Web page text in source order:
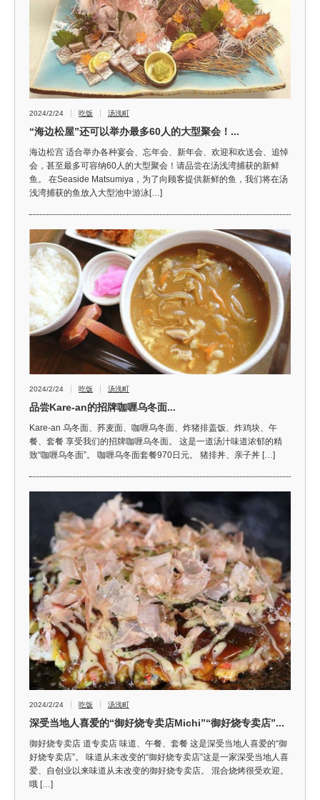
2024/2/24 吃饭 汤浅町
“海边松屋”还可以举办最多60人的大型聚会！...
海边松宫 适合举办各种宴会、忘年会、新年会、欢迎和欢送会、追悼
会，甚至最多可容纳60人的大型聚会！请品尝在汤浅湾捕获的新鲜
鱼。 在Seaside Matsumiya，为了向顾客提供新鲜的鱼，我们将在汤
浅湾捕获的鱼放入大型池中游泳[…]
2024/2/24 吃饭 汤浅町
品尝Kare-an的招牌咖喱乌冬面...
Kare-an 乌冬面、荞麦面、咖喱乌冬面、炸猪排盖饭、炸鸡块、午
餐、套餐 享受我们的招牌咖喱乌冬面。 这是一道汤汁味道浓郁的精
致“咖喱乌冬面”。 咖喱乌冬面套餐970日元。 猪排丼、亲子丼 […]
2024/2/24 吃饭 汤浅町
深受当地人喜爱的“御好烧专卖店Michi”“御好烧专卖店”...
御好烧专卖店 道专卖店 味道、午餐、套餐 这是深受当地人喜爱的“御
好烧专卖店”。 味道从未改变的“御好烧专卖店”这是一家深受当地人喜
爱、自创业以来味道从未改变的御好烧专卖店。 混合烧烤很受欢迎。
哦 […]